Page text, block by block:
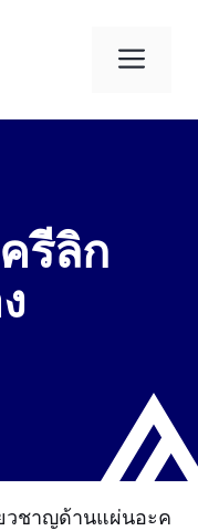
รีลิก
วชาญด้านแผ่นอะค